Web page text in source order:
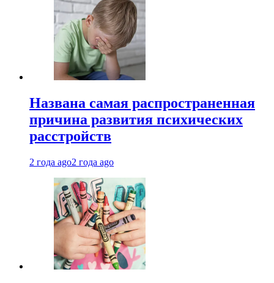
Названа самая распространенная
причина развития психических
расстройств
2 года ago2 года ago